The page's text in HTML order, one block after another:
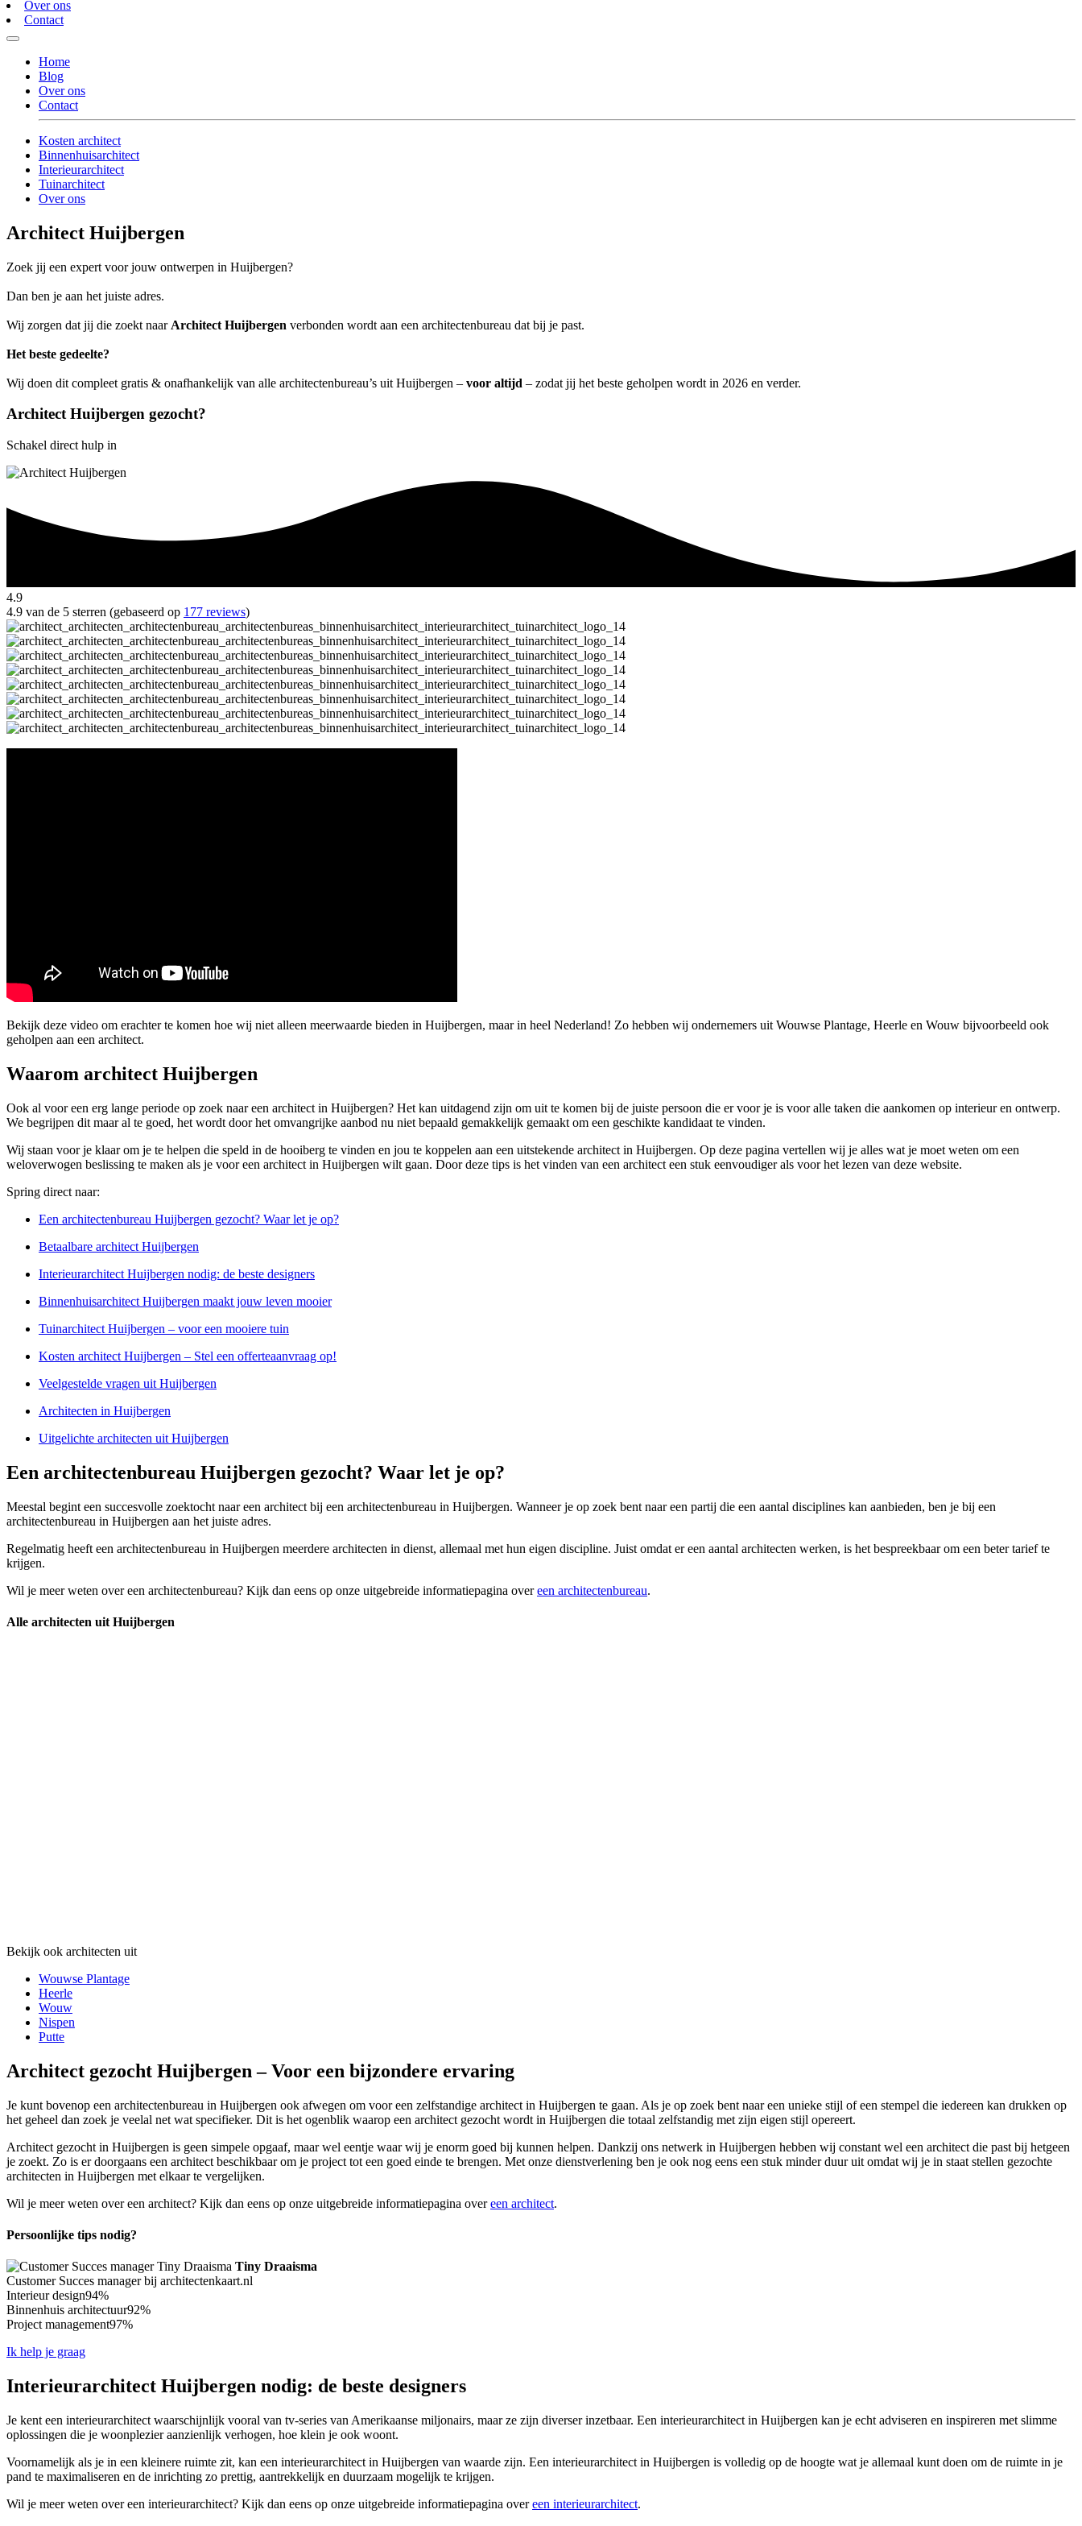
Over ons
Contact
Home
Blog
Over ons
Contact
Kosten architect
Binnenhuisarchitect
Interieurarchitect
Tuinarchitect
Over ons
Architect Huijbergen
Zoek jij een expert voor jouw ontwerpen in Huijbergen?
Dan ben je aan het juiste adres.
Wij zorgen dat jij die zoekt naar Architect Huijbergen verbonden wordt aan een architectenbureau dat bij je past.
Het beste gedeelte?
Wij doen dit compleet gratis & onafhankelijk van alle architectenbureau’s uit Huijbergen – voor altijd – zodat jij het beste geholpen wordt in 2026 en verder.
Architect Huijbergen gezocht?
Schakel direct hulp in
4.9
4.9 van de 5 sterren (gebaseerd op 177 reviews)
Bekijk deze video om erachter te komen hoe wij niet alleen meerwaarde bieden in Huijbergen, maar in heel Nederland! Zo hebben wij ondernemers uit Wouwse Plantage, Heerle en Wouw bijvoorbeeld ook
geholpen aan een architect.
Waarom architect Huijbergen
Ook al voor een erg lange periode op zoek naar een architect in Huijbergen? Het kan uitdagend zijn om uit te komen bij de juiste persoon die er voor je is voor alle taken die aankomen op interieur en ontwerp.
We begrijpen dit maar al te goed, het wordt door het omvangrijke aanbod nu niet bepaald gemakkelijk gemaakt om een geschikte kandidaat te vinden.
Wij staan voor je klaar om je te helpen die speld in de hooiberg te vinden en jou te koppelen aan een uitstekende architect in Huijbergen. Op deze pagina vertellen wij je alles wat je moet weten om een
weloverwogen beslissing te maken als je voor een architect in Huijbergen wilt gaan. Door deze tips is het vinden van een architect een stuk eenvoudiger als voor het lezen van deze website.
Spring direct naar:
Een architectenbureau Huijbergen gezocht? Waar let je op?
Betaalbare architect Huijbergen
Interieurarchitect Huijbergen nodig: de beste designers
Binnenhuisarchitect Huijbergen maakt jouw leven mooier
Tuinarchitect Huijbergen – voor een mooiere tuin
Kosten architect Huijbergen – Stel een offerteaanvraag op!
Veelgestelde vragen uit Huijbergen
Architecten in Huijbergen
Uitgelichte architecten uit Huijbergen
Een architectenbureau Huijbergen gezocht? Waar let je op?
Meestal begint een succesvolle zoektocht naar een architect bij een architectenbureau in Huijbergen. Wanneer je op zoek bent naar een partij die een aantal disciplines kan aanbieden, ben je bij een
architectenbureau in Huijbergen aan het juiste adres.
Regelmatig heeft een architectenbureau in Huijbergen meerdere architecten in dienst, allemaal met hun eigen discipline. Juist omdat er een aantal architecten werken, is het bespreekbaar om een beter tarief te
krijgen.
Wil je meer weten over een architectenbureau? Kijk dan eens op onze uitgebreide informatiepagina overeen architectenbureau.
Alle architecten uit Huijbergen
Bekijk ook architecten uit
Wouwse Plantage
Heerle
Wouw
Nispen
Putte
Architect gezocht Huijbergen – Voor een bijzondere ervaring
Je kunt bovenop een architectenbureau in Huijbergen ook afwegen om voor een zelfstandige architect in Huijbergen te gaan. Als je op zoek bent naar een unieke stijl of een stempel die iedereen kan drukken op
het geheel dan zoek je veelal net wat specifieker. Dit is het ogenblik waarop een architect gezocht wordt in Huijbergen die totaal zelfstandig met zijn eigen stijl opereert.
Architect gezocht in Huijbergen is geen simpele opgaaf, maar wel eentje waar wij je enorm goed bij kunnen helpen. Dankzij ons netwerk in Huijbergen hebben wij constant wel een architect die past bij hetgeen
je zoekt. Zo is er doorgaans een architect beschikbaar om je project tot een goed einde te brengen. Met onze dienstverlening ben je ook nog eens een stuk minder duur uit omdat wij je in staat stellen gezochte
architecten in Huijbergen met elkaar te vergelijken.
Wil je meer weten over een architect? Kijk dan eens op onze uitgebreide informatiepagina overeen architect.
Persoonlijke tips nodig?
Tiny Draaisma
Customer Succes manager bij architectenkaart.nl
Interieur design94%
Binnenhuis architectuur92%
Project management97%
Ik help je graag
Interieurarchitect Huijbergen nodig: de beste designers
Je kent een interieurarchitect waarschijnlijk vooral van tv-series van Amerikaanse miljonairs, maar ze zijn diverser inzetbaar. Een interieurarchitect in Huijbergen kan je echt adviseren en inspireren met slimme
oplossingen die je woonplezier aanzienlijk verhogen, hoe klein je ook woont.
Voornamelijk als je in een kleinere ruimte zit, kan een interieurarchitect in Huijbergen van waarde zijn. Een interieurarchitect in Huijbergen is volledig op de hoogte wat je allemaal kunt doen om de ruimte in je
pand te maximaliseren en de inrichting zo prettig, aantrekkelijk en duurzaam mogelijk te krijgen.
Wil je meer weten over een interieurarchitect? Kijk dan eens op onze uitgebreide informatiepagina overeen interieurarchitect.